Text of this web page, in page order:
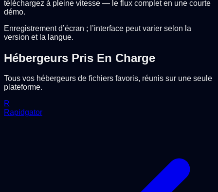
téléchargez à pleine vitesse — le flux complet en une courte
démo.
Enregistrement d’écran ; l’interface peut varier selon la
version et la langue.
Hébergeurs Pris En Charge
Tous vos hébergeurs de fichiers favoris, réunis sur une seule
plateforme.
R
Rapidgator